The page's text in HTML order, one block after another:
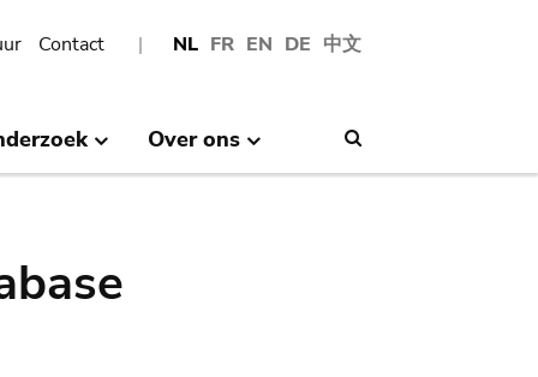
NL FR EN DE 中文
Contact
Over ons